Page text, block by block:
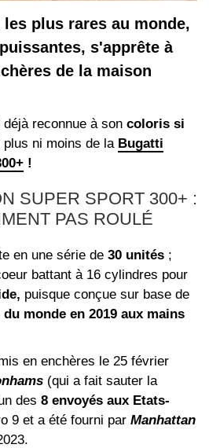
plus rares au monde,
s'apprête à
de la maison
reconnue à son coloris si
ni moins de la Bugatti
!
SUPER SPORT 300+ :
PAS ROULÉ
en une série de 30 unités ;
battant à 16 cylindres pour
puisque conçue sur base de
monde en 2019 aux mains
en enchères le 25 février
(qui a fait sauter la
des 8 envoyés aux Etats-
9 et a été fourni par Manhattan